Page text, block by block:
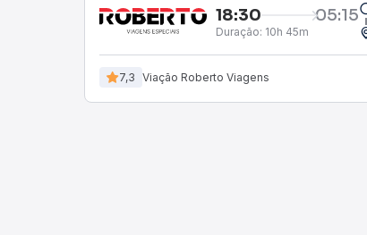
18:30 05:15
Duração: 10h 45m
7,3 Viação Roberto Viagens